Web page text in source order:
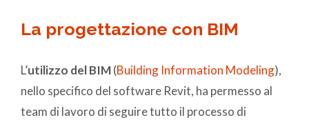
La progettazione con BIM
L’utilizzo del BIM(Building Information Modeling),
nello specifico del software Revit, ha permesso al
team di lavoro di seguire tutto il processo di